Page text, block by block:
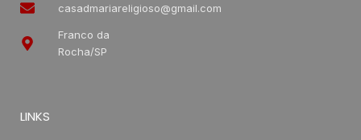
casadmariareligioso@gmail.com
Franco da
Rocha/SP
LINKS